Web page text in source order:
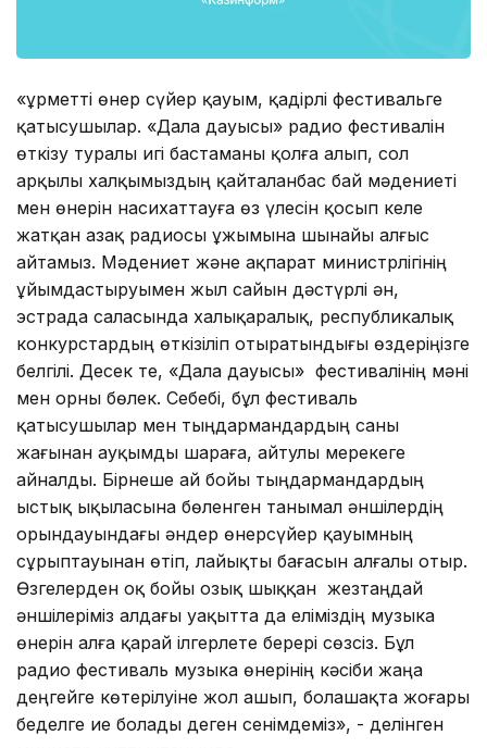
«Құрметті өнер сүйер қауым, қадірлі фестивальге
қатысушылар. «Дала дауысы» радио фестивалін
өткізу туралы игі бастаманы қолға алып, сол
арқылы халқымыздың қайталанбас бай мәдениеті
мен өнерін насихаттауға өз үлесін қосып келе
жатқан Қазақ радиосы ұжымына шынайы алғыс
айтамыз. Мәдениет және ақпарат министрлігінің
ұйымдастыруымен жыл сайын дәстүрлі ән,
эстрада саласында халықаралық, республикалық
конкурстардың өткізіліп отыратындығы өздеріңізге
белгілі. Десек те, «Дала дауысы» фестивалінің мәні
мен орны бөлек. Себебі, бұл фестиваль
қатысушылар мен тыңдармандардың саны
жағынан ауқымды шараға, айтулы мерекеге
айналды. Бірнеше ай бойы тыңдармандардың
ыстық ықыласына бөленген танымал әншілердің
орындауындағы әндер өнерсүйер қауымның
сұрыптауынан өтіп, лайықты бағасын алғалы отыр.
Өзгелерден оқ бойы озық шыққан жезтаңдай
әншілеріміз алдағы уақытта да еліміздің музыка
өнерін алға қарай ілгерлете берері сөзсіз. Бұл
радио фестиваль музыка өнерінің кәсіби жаңа
деңгейге көтерілуіне жол ашып, болашақта жоғары
беделге ие болады деген сенімдеміз», - делінген